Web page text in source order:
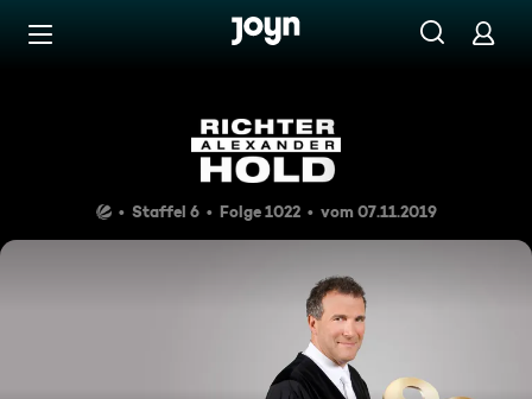
Zum Inhalt springen
Gangsta-Braut
Staffel 6 Folge 1022 vom 07.11.2019